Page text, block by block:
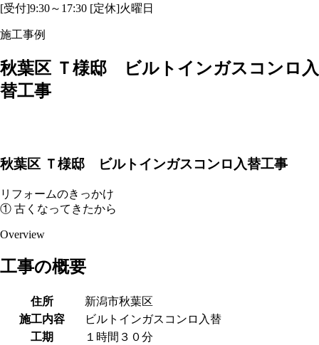
[受付]9:30～17:30 [定休]火曜日
施工事例
秋葉区 Ｔ様邸 ビルトインガスコンロ入
替工事
秋葉区 Ｔ様邸 ビルトインガスコンロ入替工事
リフォームのきっかけ
① 古くなってきたから
Overview
工事の概要
住所
新潟市秋葉区
施工内容
ビルトインガスコンロ入替
工期
１時間３０分